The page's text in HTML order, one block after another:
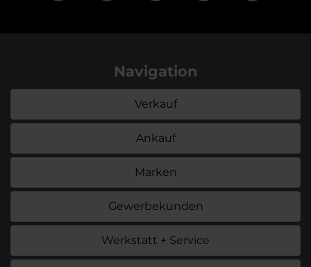
Navigation
Verkauf
Ankauf
Marken
Gewerbekunden
Werkstatt + Service